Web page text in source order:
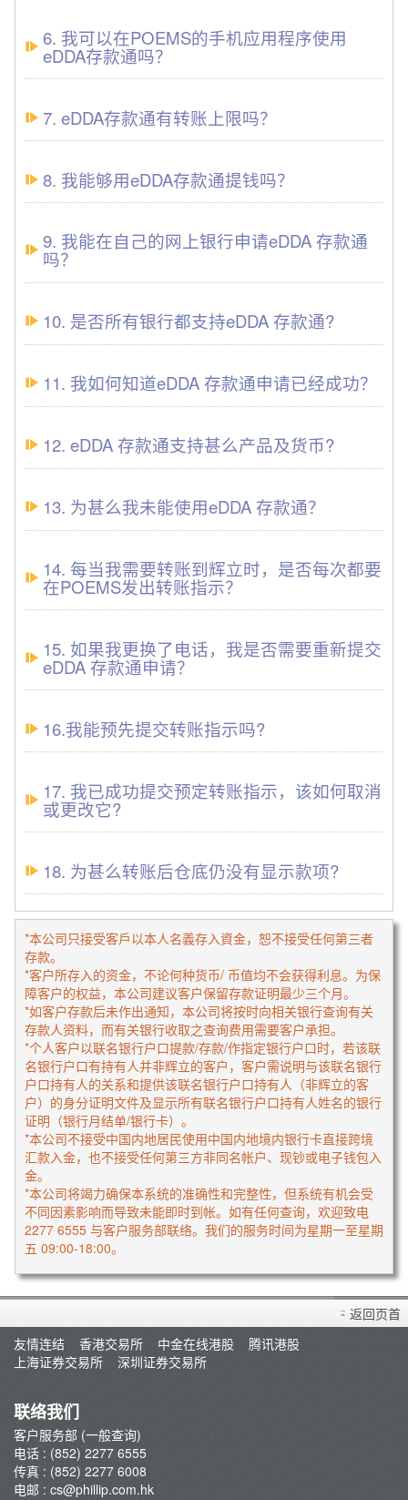
6. 我可以在POEMS的手机应用程序使用
eDDA存款通吗？
7. eDDA存款通有转账上限吗？
8. 我能够用eDDA存款通提钱吗？
9. 我能在自己的网上银行申请eDDA 存款通
吗？
10. 是否所有银行都支持eDDA 存款通?
11. 我如何知道eDDA 存款通申请已经成功？
12. eDDA 存款通支持甚么产品及货币?
13. 为甚么我未能使用eDDA 存款通？
14. 每当我需要转账到辉立时，是否每次都要
在POEMS发出转账指示？
15. 如果我更换了电话，我是否需要重新提交
eDDA 存款通申请？
16.我能预先提交转账指示吗?
17. 我已成功提交预定转账指示，该如何取消
或更改它?
18. 为甚么转账后仓底仍没有显示款项?
*本公司只接受客戶以本人名義存入資金，恕不接受任何第三者
存款。
*客户所存入的资金，不论何种货币/ 币值均不会获得利息。 为保
障客户的权益，本公司建议客户保留存款证明最少三个月。
*如客户存款后未作出通知，本公司将按时向相关银行查询有关
存款人资料，而有关银行收取之查询费用需要客户承担。
*个人客户以联名银行户口提款/存款/作指定银行户口时，若该联
名银行户口有持有人并非辉立的客户，客户需说明与该联名银行
户口持有人的关系和提供该联名银行户口持有人（非辉立的客
户）的身分证明文件及显示所有联名银行户口持有人姓名的银行
证明（银行月结单/银行卡）。
*本公司不接受中国内地居民使用中国内地境内银行卡直接跨境
汇款入金，也不接受任何第三方非同名帐户、现钞或电子钱包入
金。
*本公司将竭力确保本系统的准确性和完整性，但系统有机会受
不同因素影响而导致未能即时到帐。如有任何查询，欢迎致电
2277 6555 与客户服务部联络。我们的服务时间为星期一至星期
五 09:00-18:00。
返回页首
友情连结
香港交易所 中金在线港股
腾讯港股
上海证券交易所
深圳证券交易所
联络我们
客户服务部 (一般查询)
电话 : (852) 2277 6555
传真 : (852) 2277 6008
电邮 : cs@phillip.com.hk